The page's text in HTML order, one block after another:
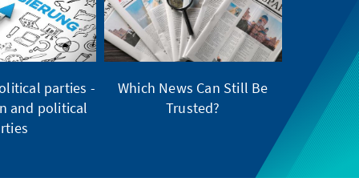
parties -
and political
Which News Can Still Be
Trusted?